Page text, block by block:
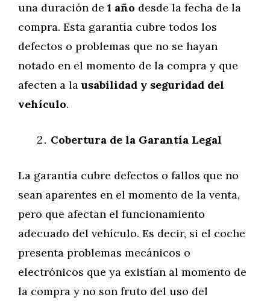
una duración de 1 año desde la fecha de la
compra. Esta garantía cubre todos los
defectos o problemas que no se hayan
notado en el momento de la compra y que
afecten a lausabilidad y seguridad del
vehículo.
Cobertura de la Garantía Legal
La garantía cubre defectos o fallos que no
sean aparentes en el momento de la venta,
pero que afectan el funcionamiento
adecuado del vehículo. Es decir, si el coche
presenta problemas mecánicos o
electrónicos que ya existían al momento de
la compra y no son fruto del uso del